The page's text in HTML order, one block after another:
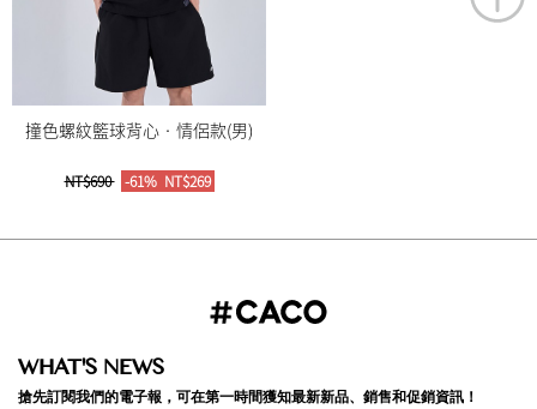
撞色螺紋籃球背心‧情侶款(男)
NT$690 -61% NT$269
WHAT'S NEWS
搶先訂閱我們的電子報，可在第一時間獲知最新新品、銷售和促銷資訊！